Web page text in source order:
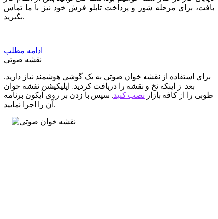
بافت، برای مرحله شور و پرداخت تابلو فرش خود نیز با ما تماس
بگیرید.
ادامه مطلب
نقشه صوتی
برای استفاده از نقشه خوان صوتی به یک گوشی هوشمند نیاز دارید.
بعد از اینکه نخ و نقشه را دریافت کردید، اپلیکیشن نقشه خوان
طوبی را از کافه بازار نصب کنید. سپس با زدن بر روی آیکون برنامه
آن را اجرا نمایید.